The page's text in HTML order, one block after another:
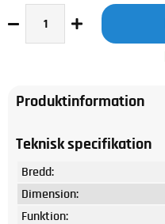
Produktinformation
Teknisk specifikation
Bredd:
Dimension:
Funktion: